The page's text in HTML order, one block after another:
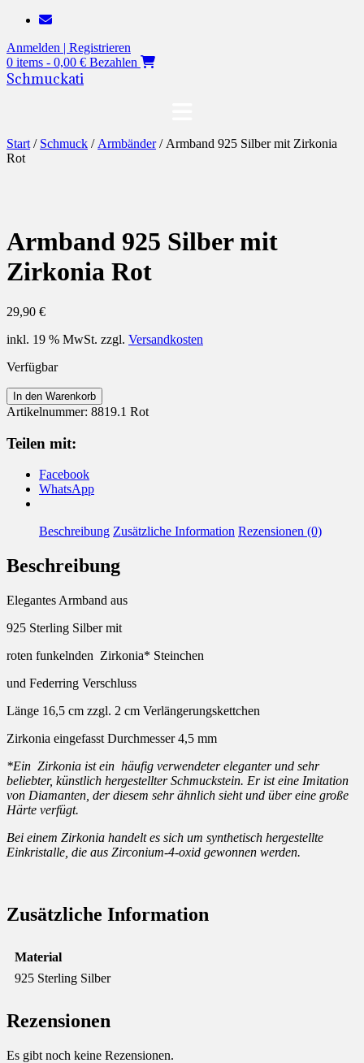
Zum
springen
Anmelden | Registrieren
0 items - 0,00 € Bezahlen
Schmuckati
Start / Schmuck / Armbänder/ Armband 925 Silber mit Zirkonia
Rot
Armband 925 Silber mit
Zirkonia Rot
29,90 €
inkl. 19 % MwSt. zzgl. Versandkosten
Verfügbar
Armband
925
mit
Zirkonia
Menge
In den Warenkorb
Artikelnummer: 8819.1 Rot
Teilen mit:
Facebook
WhatsApp
Beschreibung Zusätzliche Information Rezensionen (0)
Beschreibung
Elegantes Armband aus
925 Sterling Silber mit
roten funkelnden Zirkonia* Steinchen
und Federring Verschluss
Länge 16,5 cm zzgl. 2 cm Verlängerungskettchen
Zirkonia eingefasst Durchmesser 4,5 mm
*Ein Zirkonia ist ein häufig verwendeter eleganter und sehr
beliebter, künstlich hergestellter Schmuckstein. Er ist eine Imitation
von Diamanten, der diesem sehr ähnlich sieht und über eine große
Härte verfügt.
Bei einem Zirkonia handelt es sich um synthetisch hergestellte
Einkristalle, die aus Zirconium-4-oxid gewonnen werden.
Zusätzliche Information
Material
925 Sterling Silber
Rezensionen
Es gibt noch keine Rezensionen.